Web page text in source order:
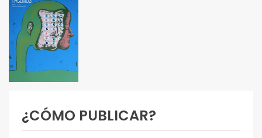
¿CÓMO PUBLICAR?